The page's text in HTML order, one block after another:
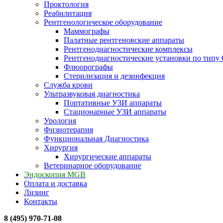
Проктология
Реабилитация
Рентгенологическое оборудование
Маммографы
Палатные рентгеновские аппараты
Рентгенодиагностические комплексы
Рентгенодиагностические установки по типу
Флюорографы
Стерилизация и дезинфекция
Служба крови
Ультразвуковая диагностика
Портативные УЗИ аппараты
Стационарные УЗИ аппараты
Урология
Физиотерапия
Функциональная Диагностика
Хирургия
Хирургические аппараты
Ветеринарное оборудование
Эндоскопия MGB
Оплата и доставка
Лизинг
Контакты
8 (495) 970-71-08